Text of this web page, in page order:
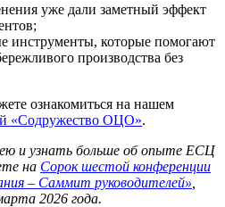
уже дали заметный эффект
инструменты, которые помогают
производства без
ознакомиться на нашем
«Содружество ОЦО».
и узнать больше об опыте ЕСЦ
на Сорок шестой конференции
– Саммит руководителей»
2026 года.